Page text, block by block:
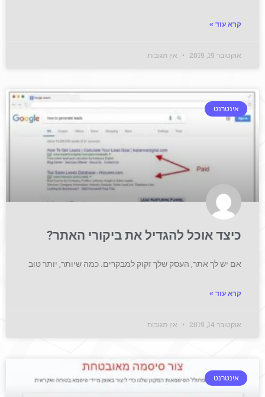
קרא עוד »
אוקטובר 19, 2019 אין תגובות
אינטרנט
כיצד אוכל להגדיל את ביקורי האתר?
אם יש לך אתר, העסק שלך זקוק למבקרים. כמה שיותר, יותר טוב
קרא עוד »
אוקטובר 14, 2019 אין תגובות
אינטרנט